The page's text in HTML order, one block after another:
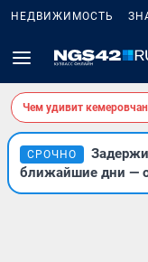
НЕДВИЖИМОСТЬ
Чем удивит
СРОЧНО
ближайшие дни —